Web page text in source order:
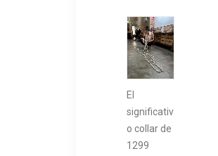
El
significativ
o collar de
1299